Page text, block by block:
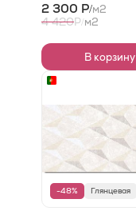
2 300 Р/м2
4 420Р/м2
В корзину
-48% Глянцевая